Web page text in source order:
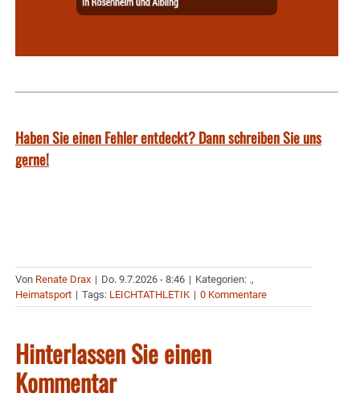
Haben Sie einen Fehler entdeckt? Dann schreiben Sie uns
gerne!
Von Renate Drax | Do. 9.7.2026 - 8:46 | Kategorien: .,
Heimatsport | Tags: LEICHTATHLETIK | 0 Kommentare
Hinterlassen Sie einen
Kommentar